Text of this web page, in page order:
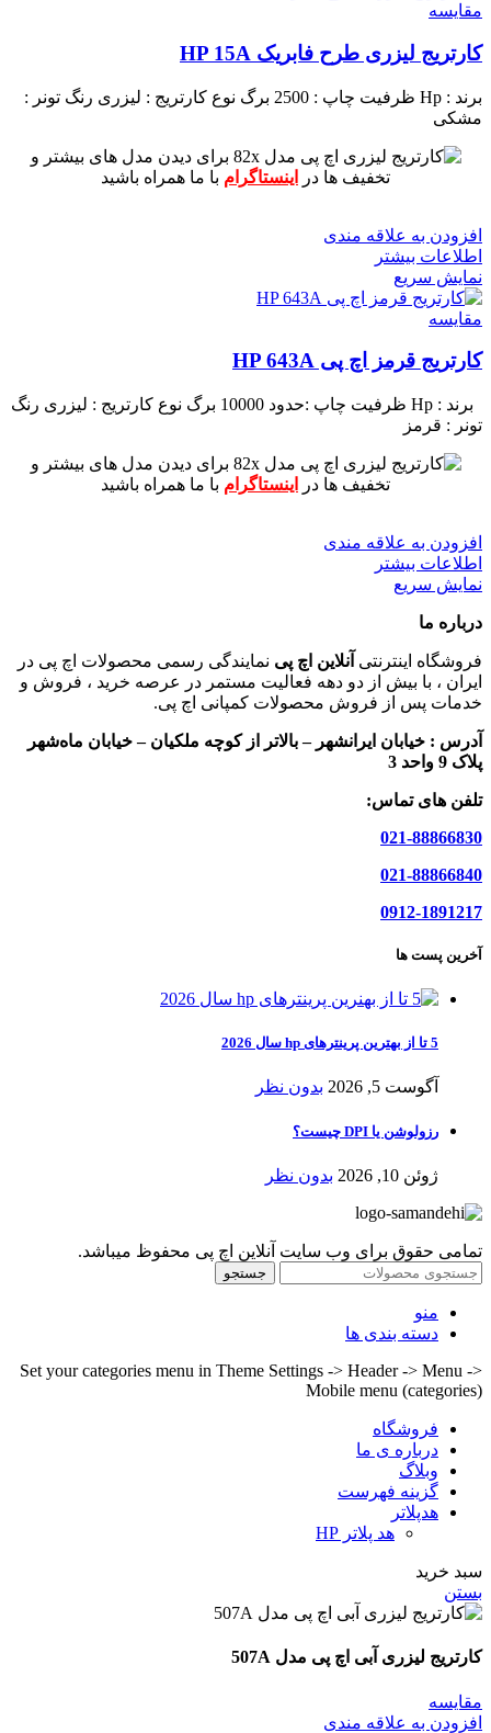
مقايسه
کارتریج لیزری طرح فابریک HP 15A
برند : Hp ظرفیت چاپ : 2500 برگ نوع کارتریج : لیزری رنگ تونر :
مشکی
برای دیدن مدل های بیشتر و
تخفیف ها در
اینستاگرام با ما همراه باشید
افزودن به علاقه مندی
اطلاعات بیشتر
نمایش سریع
مقايسه
کارتریج قرمز اچ پی HP 643A
برند : Hp ظرفیت چاپ :حدود 10000 برگ نوع کارتریج : لیزری رنگ
تونر : قرمز
برای دیدن مدل های بیشتر و
تخفیف ها در
اینستاگرام با ما همراه باشید
افزودن به علاقه مندی
اطلاعات بیشتر
نمایش سریع
درباره ما
فروشگاه اینترنتی آنلاین اچ پی نمایندگی رسمی محصولات اچ پی در
ایران ، با بیش از دو دهه فعالیت مستمر در عرصه خرید ، فروش و
خدمات پس از فروش محصولات کمپانی اچ پی.
آدرس : خیابان ایرانشهر – بالاتر از کوچه ملکیان – خیابان ماه‌شهر
پلاک 9 واحد 3
تلفن های تماس:
021-88866830
021-88866840
0912-1891217
آخرین پست ها
5 تا از بهترین پرینترهای hp سال 2026
آگوست 5, 2026 بدون نظر
رزولوشن یا DPI چیست؟
ژوئن 10, 2026 بدون نظر
تمامی حقوق برای وب سایت آنلاین اچ پی محفوظ میباشد.
جستجو
منو
دسته بندی ها
Set your categories menu in Theme Settings -> Header -> Menu ->
Mobile menu (categories)
فروشگاه
درباره ی ما
وبلاگ
گزینه فهرست
هدپلاتر
هد پلاتر HP
سبد خرید
بستن
کارتریج لیزری آبی اچ پی مدل 507A
مقايسه
افزودن به علاقه مندی